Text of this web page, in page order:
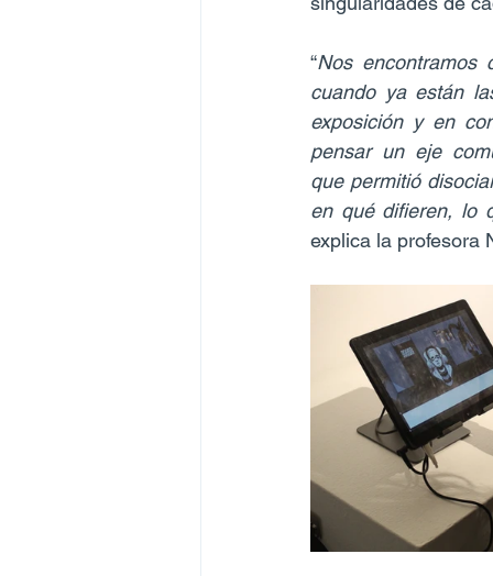
“Nos encontramos
cuando ya están
exposición y en
pensar un eje
que permitió
en qué difieren, lo
explica la profesora